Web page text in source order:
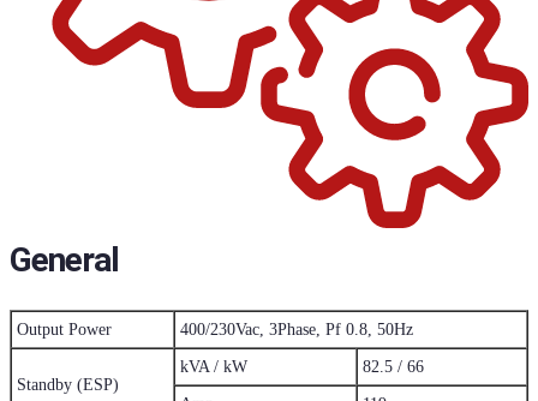
General
Output Power 400/230Vac, 3Phase, Pf 0.8, 50Hz
Standby (ESP)
kVA / kW 82.5 / 66